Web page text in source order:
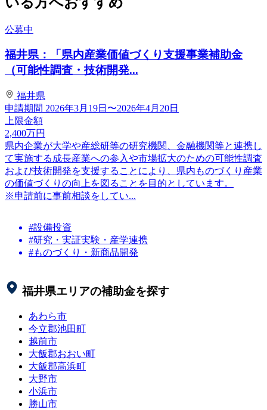
公募中
福井県：「県内産業価値づくり支援事業補助金
（可能性調査・技術開発...
福井県
申請期間 2026年3月19日〜2026年4月20日
上限金額
2,400万円
県内企業が大学や産総研等の研究機関、金融機関等と連携し
て実施する成長産業への参入や市場拡大のための可能性調査
および技術開発を支援することにより、県内ものづくり産業
の価値づくりの向上を図ることを目的としています。
※申請前に事前相談をしてい...
#設備投資
#研究・実証実験・産学連携
#ものづくり・新商品開発
福井県エリアの補助金を探す
あわら市
今立郡池田町
越前市
大飯郡おおい町
大飯郡高浜町
大野市
小浜市
勝山市